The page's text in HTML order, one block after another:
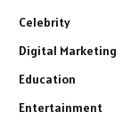
Celebrity
Digital Marketing
Education
Entertainment